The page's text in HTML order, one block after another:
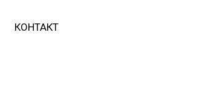
КОНТАКТ